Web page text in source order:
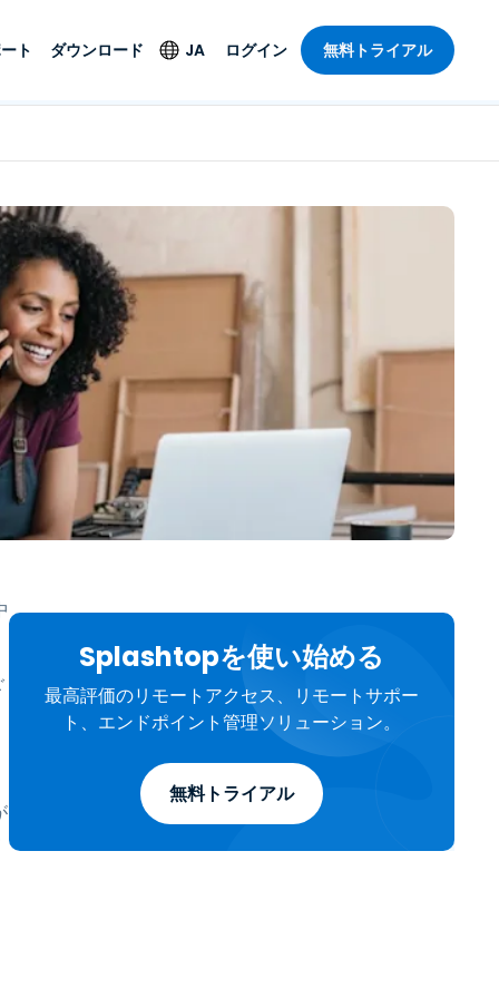
アクセス
ト。オン
ンが利用
Foxpass Wi-Fiアクセ
ス＆コントロール
ゼロトラストセキュア
Shield（詐欺対策）
すべての製品
ンターテインメ
公共部門
チャとデザイン
について詳しく
ンターテインメ
ー
界を見る
ト
テータス
ダウンロード JA
Français
Nederlands
Português
简体中文
繁體中文
日本語
ログイン 無料トライアル
Splashtopを使い始める
最高評価のリモートアクセス、リモートサポー
ト、エンドポイント管理ソリューション。
無料トライアル